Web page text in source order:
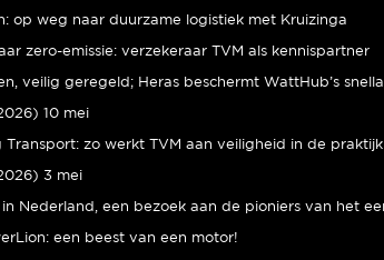
op weg naar duurzame logistiek met Kruizinga
zero-emissie: verzekeraar TVM als kennispartner
10 mei
Transport: zo werkt TVM aan veiligheid in de praktijk
3 mei
een beest van een motor!